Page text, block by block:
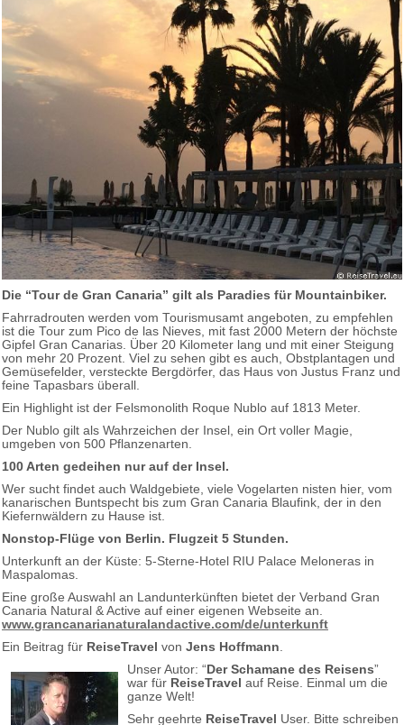
Die “Tour de Gran Canaria” gilt als Paradies für Mountainbiker.
Fahrradrouten werden vom Tourismusamt angeboten, zu empfehlen
ist die Tour zum Pico de las Nieves, mit fast 2000 Metern der höchste
Gipfel Gran Canarias. Über 20 Kilometer lang und mit einer Steigung
von mehr 20 Prozent. Viel zu sehen gibt es auch, Obstplantagen und
Gemüsefelder, versteckte Bergdörfer, das Haus von Justus Franz und
feine Tapasbars überall.
Ein Highlight ist der Felsmonolith Roque Nublo auf 1813 Meter.
Der Nublo gilt als Wahrzeichen der Insel, ein Ort voller Magie,
umgeben von 500 Pflanzenarten.
100 Arten gedeihen nur auf der Insel.
Wer sucht findet auch Waldgebiete, viele Vogelarten nisten hier, vom
kanarischen Buntspecht bis zum Gran Canaria Blaufink, der in den
Kiefernwäldern zu Hause ist.
Nonstop-Flüge von Berlin. Flugzeit 5 Stunden.
Unterkunft an der Küste: 5-Sterne-Hotel RIU Palace Meloneras in
Maspalomas.
Eine große Auswahl an Landunterkünften bietet der Verband Gran
Canaria Natural & Active auf einer eigenen Webseite an.
www.grancanarianaturalandactive.com/de/unterkunft
Ein Beitrag für ReiseTravel von Jens Hoffmann
Unser Autor: “ Der Schamane des Reisens”
war für ReiseTravel auf Reise. Einmal um die
ganze Welt!
Sehr geehrte ReiseTravel User. Bitte schreiben